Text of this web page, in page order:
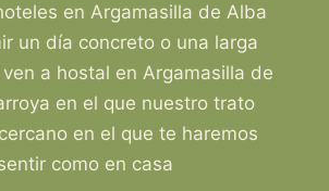
en Argamasilla de Alba
un día concreto o una larga
a hostal en Argamasilla de
en el que nuestro trato
en el que te haremos
como en casa